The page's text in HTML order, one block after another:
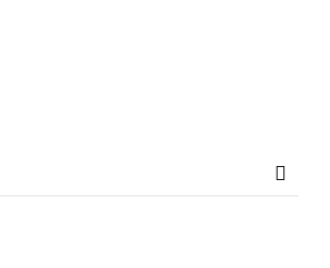
